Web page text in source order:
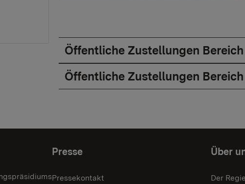
Öffentliche Zustellungen
Öffentliche Zustellungen
Presse
Pressekontakt
Über
Der